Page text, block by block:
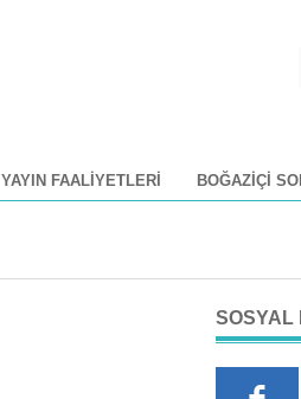
YAYIN FAALIYETLERI BOĞAZIÇI
SOSYAL